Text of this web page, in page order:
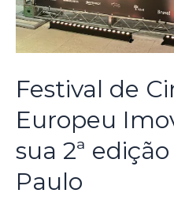
Festival de
Europeu
sua 2ª
Paulo